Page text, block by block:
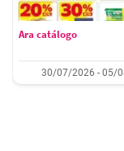
Ara catálogo
30/07/2026 - 05/